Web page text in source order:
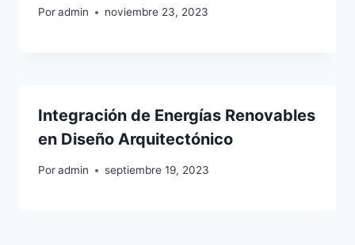
Poradmin noviembre 23, 2023
Integración de Energías Renovables
en Diseño Arquitectónico
Poradmin septiembre 19, 2023